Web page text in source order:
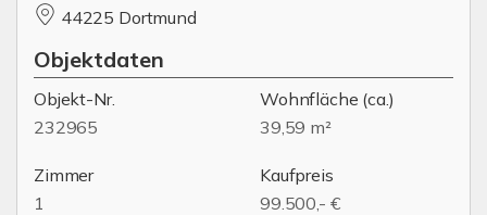
44225 Dortmund
Objektdaten
Objekt-Nr.
232965
Wohnfläche (ca.)
39,59 m²
Zimmer
1
Kaufpreis
99.500,- €